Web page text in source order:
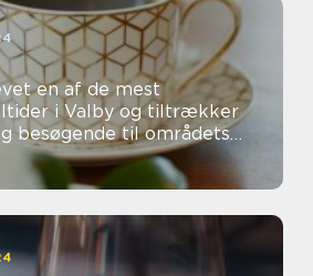
en af de mest
i Valby og tiltrækker
besøgende til områdets
caféer og